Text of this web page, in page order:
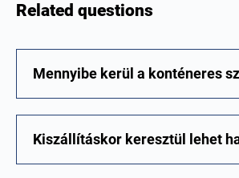
Related questions
Mennyibe kerül a konténeres
Kiszállításkor keresztül lehet